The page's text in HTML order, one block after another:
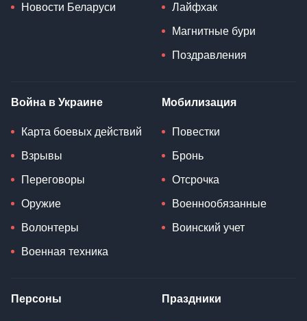
Новости Беларуси Лайфхак
Магнитные бури
Поздравления
Война в Украине
Карта боевых действий
Взрывы
Переговоры
Оружие
Волонтеры
Военная техника
Мобилизация
Повестки
Бронь
Отсрочка
Военнообязанные
Воинский учет
Персоны Праздники